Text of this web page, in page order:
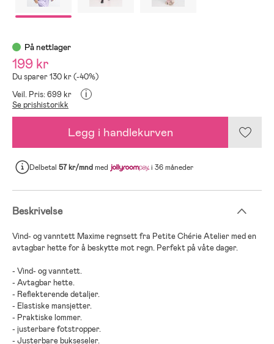
På nettlager
199 kr
Du sparer 130 kr (-40%)
Veil. Pris: 699 kr
i
Se prishistorikk
Legg i handlekurven
Delbetal 57 kr/mndmed i 36 måneder
Beskrivelse
Vind- og vanntett Maxime regnsett fra Petite Chérie Atelier med en
avtagbar hette for å beskytte mot regn. Perfekt på våte dager.
- Vind- og vanntett.
- Avtagbar hette.
- Reflekterende detaljer.
- Elastiske mansjetter.
- Praktiske lommer.
- justerbare fotstropper.
- Justerbare bukseseler.